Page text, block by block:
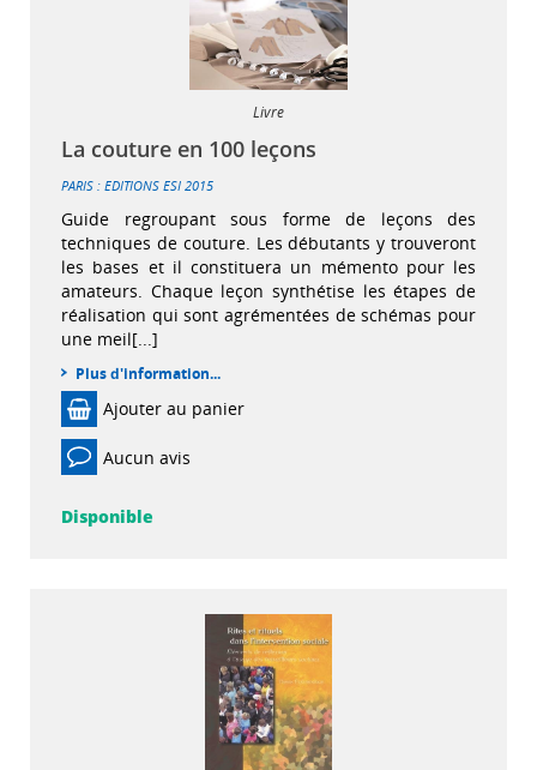
Livre
La couture en 100 leçons
PARIS : EDITIONS ESI 2015
Guide regroupant sous forme de leçons des
techniques de couture. Les débutants y trouveront
les bases et il constituera un mémento pour les
amateurs. Chaque leçon synthétise les étapes de
réalisation qui sont agrémentées de schémas pour
une meil[...]
Plus d'information...
Ajouter au panier
Aucun avis
Disponible